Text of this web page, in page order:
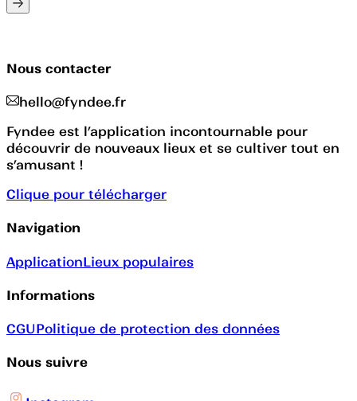
Nous contacter
hello@fyndee.fr
Fyndee est l’application incontournable pour
découvrir de nouveaux lieux et se cultiver tout en
s’amusant !
Clique pour télécharger
Navigation
ApplicationLieux populaires
Informations
CGUPolitique de protection des données
Nous suivre